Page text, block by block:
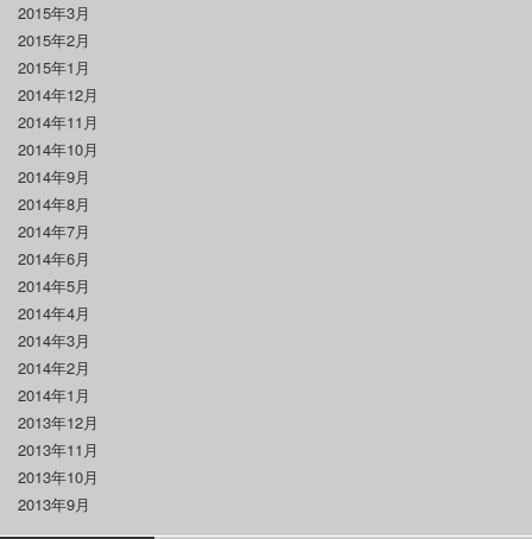
2015年3月
2015年2月
2015年1月
2014年12月
2014年11月
2014年10月
2014年9月
2014年8月
2014年7月
2014年6月
2014年5月
2014年4月
2014年3月
2014年2月
2014年1月
2013年12月
2013年11月
2013年10月
2013年9月